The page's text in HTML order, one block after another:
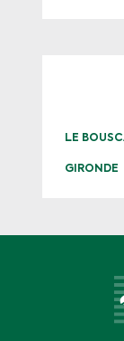
LE
GIRONDE